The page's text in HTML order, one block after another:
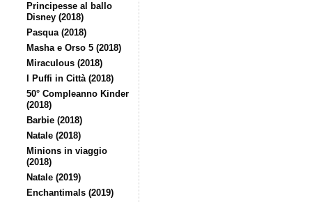
Principesse al ballo
Disney (2018)
Pasqua (2018)
Masha e Orso 5 (2018)
Miraculous (2018)
I Puffi in Città (2018)
50° Compleanno Kinder
(2018)
Barbie (2018)
Natale (2018)
Minions in viaggio
(2018)
Natale (2019)
Enchantimals (2019)